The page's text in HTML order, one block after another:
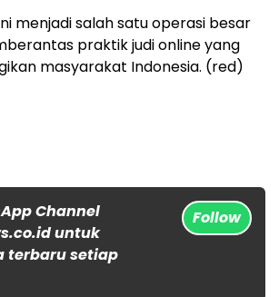
menjadi salah satu operasi besar
praktik judi online yang
masyarakat Indonesia. (red)
Channel
untuk
terbaru setiap
Follow